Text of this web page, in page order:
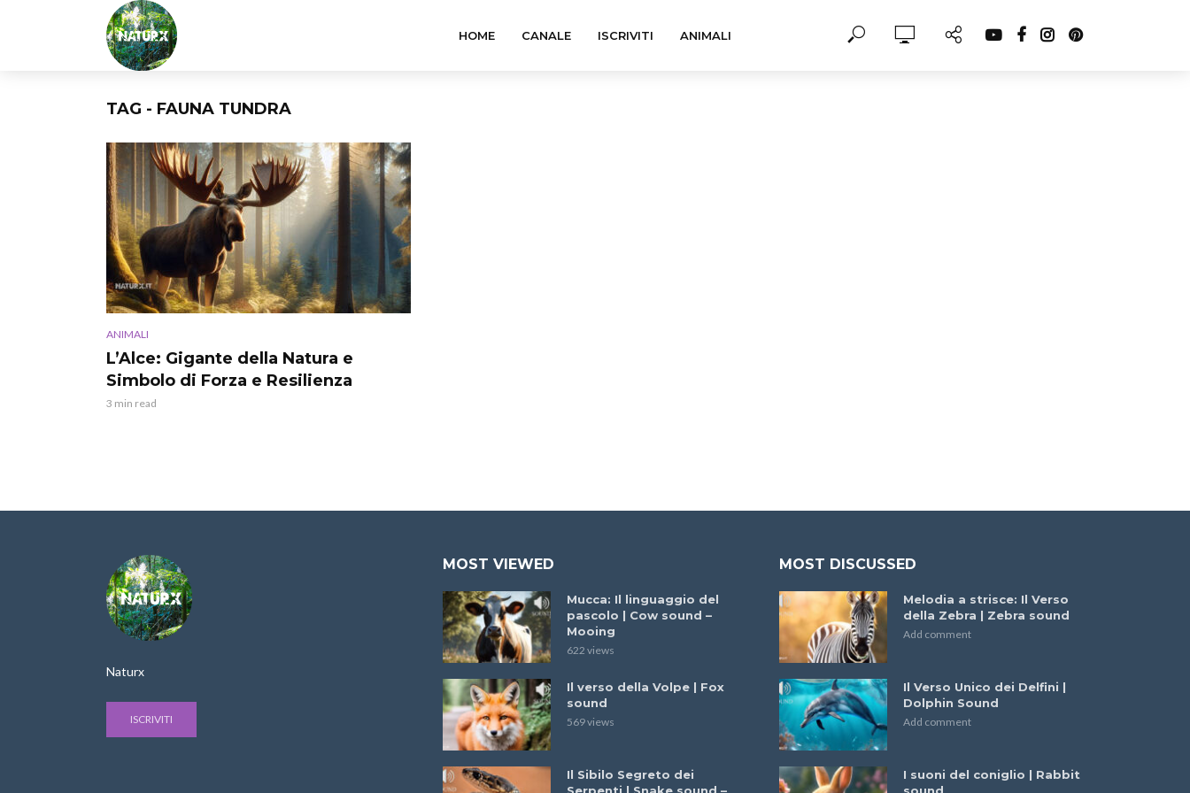
HOME CANALE ISCRIVITI ANIMALI
TAG - FAUNA TUNDRA
ANIMALI
L’Alce: Gigante della Natura e
Simbolo di Forza e Resilienza
3 min read
Naturx
ISCRIVITI
MOST VIEWED
Mucca: Il linguaggio del
pascolo | Cow sound –
Mooing
622 views
Il verso della Volpe | Fox
sound
569 views
Il Sibilo Segreto dei
MOST DISCUSSED
Melodia a strisce: Il Verso
della Zebra | Zebra sound
Add comment
Il Verso Unico dei Delfini |
Dolphin Sound
Add comment
I suoni del coniglio | Rabbit